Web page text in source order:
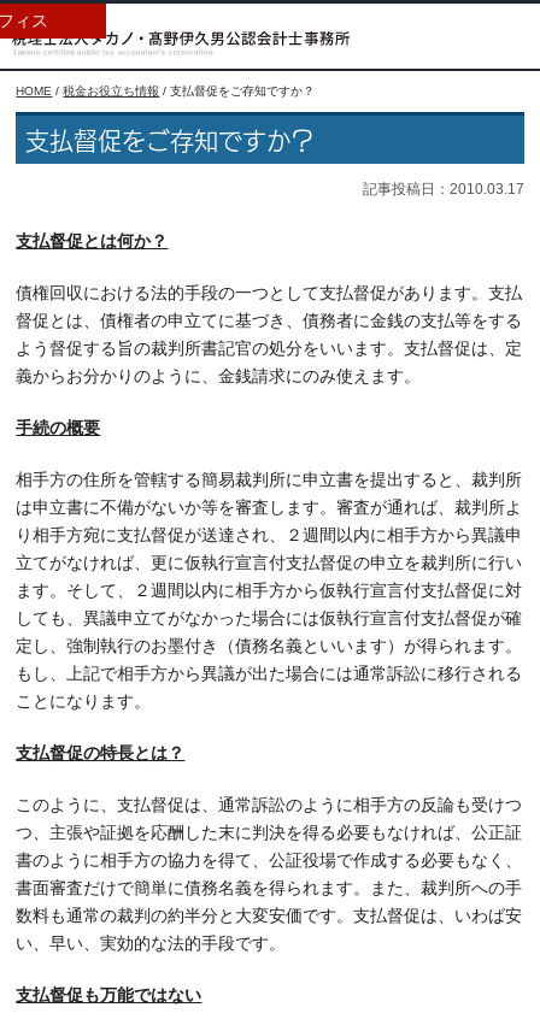
ィス
HOME /税金お役立ち情報 /支払督促をご存知ですか？
支払督促をご存知ですか？
記事投稿日：2010.03.17
支払督促とは何か？
債権回収における法的手段の一つとして支払督促があります。支払
督促とは、債権者の申立てに基づき、債務者に金銭の支払等をする
よう督促する旨の裁判所書記官の処分をいいます。支払督促は、定
義からお分かりのように、金銭請求にのみ使えます。
手続の概要
相手方の住所を管轄する簡易裁判所に申立書を提出すると、裁判所
は申立書に不備がないか等を審査します。審査が通れば、裁判所よ
り相手方宛に支払督促が送達され、２週間以内に相手方から異議申
立てがなければ、更に仮執行宣言付支払督促の申立を裁判所に行い
ます。そして、２週間以内に相手方から仮執行宣言付支払督促に対
しても、異議申立てがなかった場合には仮執行宣言付支払督促が確
定し、強制執行のお墨付き（債務名義といいます）が得られます。
もし、上記で相手方から異議が出た場合には通常訴訟に移行される
ことになります。
支払督促の特長とは？
このように、支払督促は、通常訴訟のように相手方の反論も受けつ
つ、主張や証拠を応酬した末に判決を得る必要もなければ、公正証
書のように相手方の協力を得て、公証役場で作成する必要もなく、
書面審査だけで簡単に債務名義を得られます。また、裁判所への手
数料も通常の裁判の約半分と大変安価です。支払督促は、いわば安
い、早い、実効的な法的手段です。
支払督促も万能ではない